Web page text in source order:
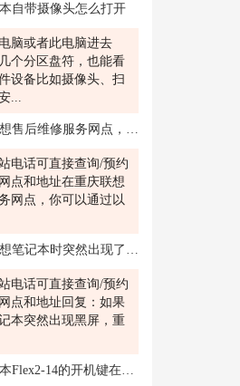
自带摄像头怎么打开
脑或者此电脑进去
个分区盘符，也能看
设备比如摄像头、扫
...
务网点，如何查询我的联想笔记本的维修状态?
电话可直接查询/预约
点和地址在重庆联想
网点，你可以通过以
突然出现了黑屏，重启后仍然无效，怎么办?
电话可直接查询/预约
点和地址回复：如果
本突然出现黑屏，重
14的开机键在哪儿?